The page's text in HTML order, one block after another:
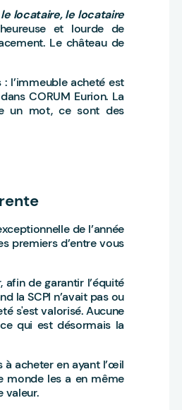
le locataire, le locataire
et lourde de
Le château de
: l’immeuble acheté est
CORUM Eurion. La
un mot, ce sont des
de l’année
premiers d’entre vous
de garantir l’équité
la SCPI n’avait pas ou
s'est valorisé. Aucune
qui est désormais la
à acheter en ayant l’œil
monde les a en même
valeur.